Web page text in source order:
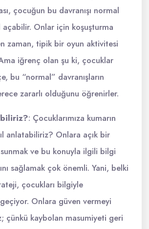
çocuğun bu davranışı normal
Onlar için koşuşturma
zaman, tipik bir oyun aktivitesi
iğrenç olan şu ki, çocuklar
bu “normal” davranışların
zararlı olduğunu öğrenirler.
: Çocuklarımıza kumarın
anlatabiliriz? Onlara açık bir
ve bu konuyla ilgili bilgi
sağlamak çok önemli. Yani, belki
çocukları bilgiyle
Onlara güven vermeyi
çünkü kaybolan masumiyeti geri